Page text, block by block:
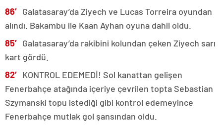
86′ Galatasaray’da Ziyech ve Lucas Torreira oyundan
alındı. Bakambu ile Kaan Ayhan oyuna dahil oldu.
85′ Galatasaray’da rakibini kolundan çeken Ziyech sarı
kart gördü.
82′ KONTROL EDEMEDİ! Sol kanattan gelişen
Fenerbahçe atağında içeriye çevrilen topta Sebastian
Szymanski topu istediği gibi kontrol edemeyince
Fenerbahçe mutlak gol şansından oldu.